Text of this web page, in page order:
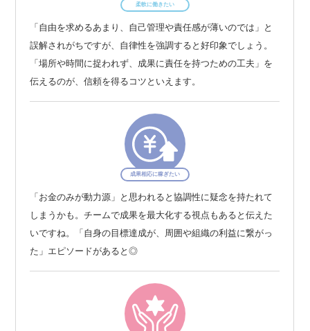
柔軟に働きたい
「自由を求めるあまり、自己管理や責任感が薄いのでは」と
誤解されがちですが、自律性を強調すると好印象でしょう。
「場所や時間に捉われず、成果に責任を持つための工夫」を
伝えるのが、信頼を得るコツといえます。
成果相応に稼ぎたい
「お金のみが動力源」と思われると協調性に疑念を持たれて
しまうかも。チームで成果を最大化する視点もあると伝えた
いですね。「自身の目標達成が、周囲や組織の利益に繋がっ
た」エピソードがあると◎